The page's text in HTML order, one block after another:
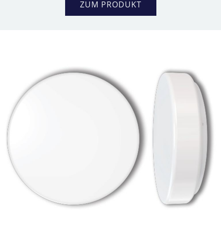
ZUM PRODUKT